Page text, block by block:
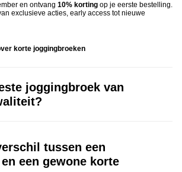
en ontvang 10% korting op je eerste bestelling.
exclusieve acties, early access tot nieuwe
korte joggingbroeken
joggingbroek van
heren voelt zacht aan, zakt niet uit en ziet er
nog goed uit.
tussen een
een gewone korte